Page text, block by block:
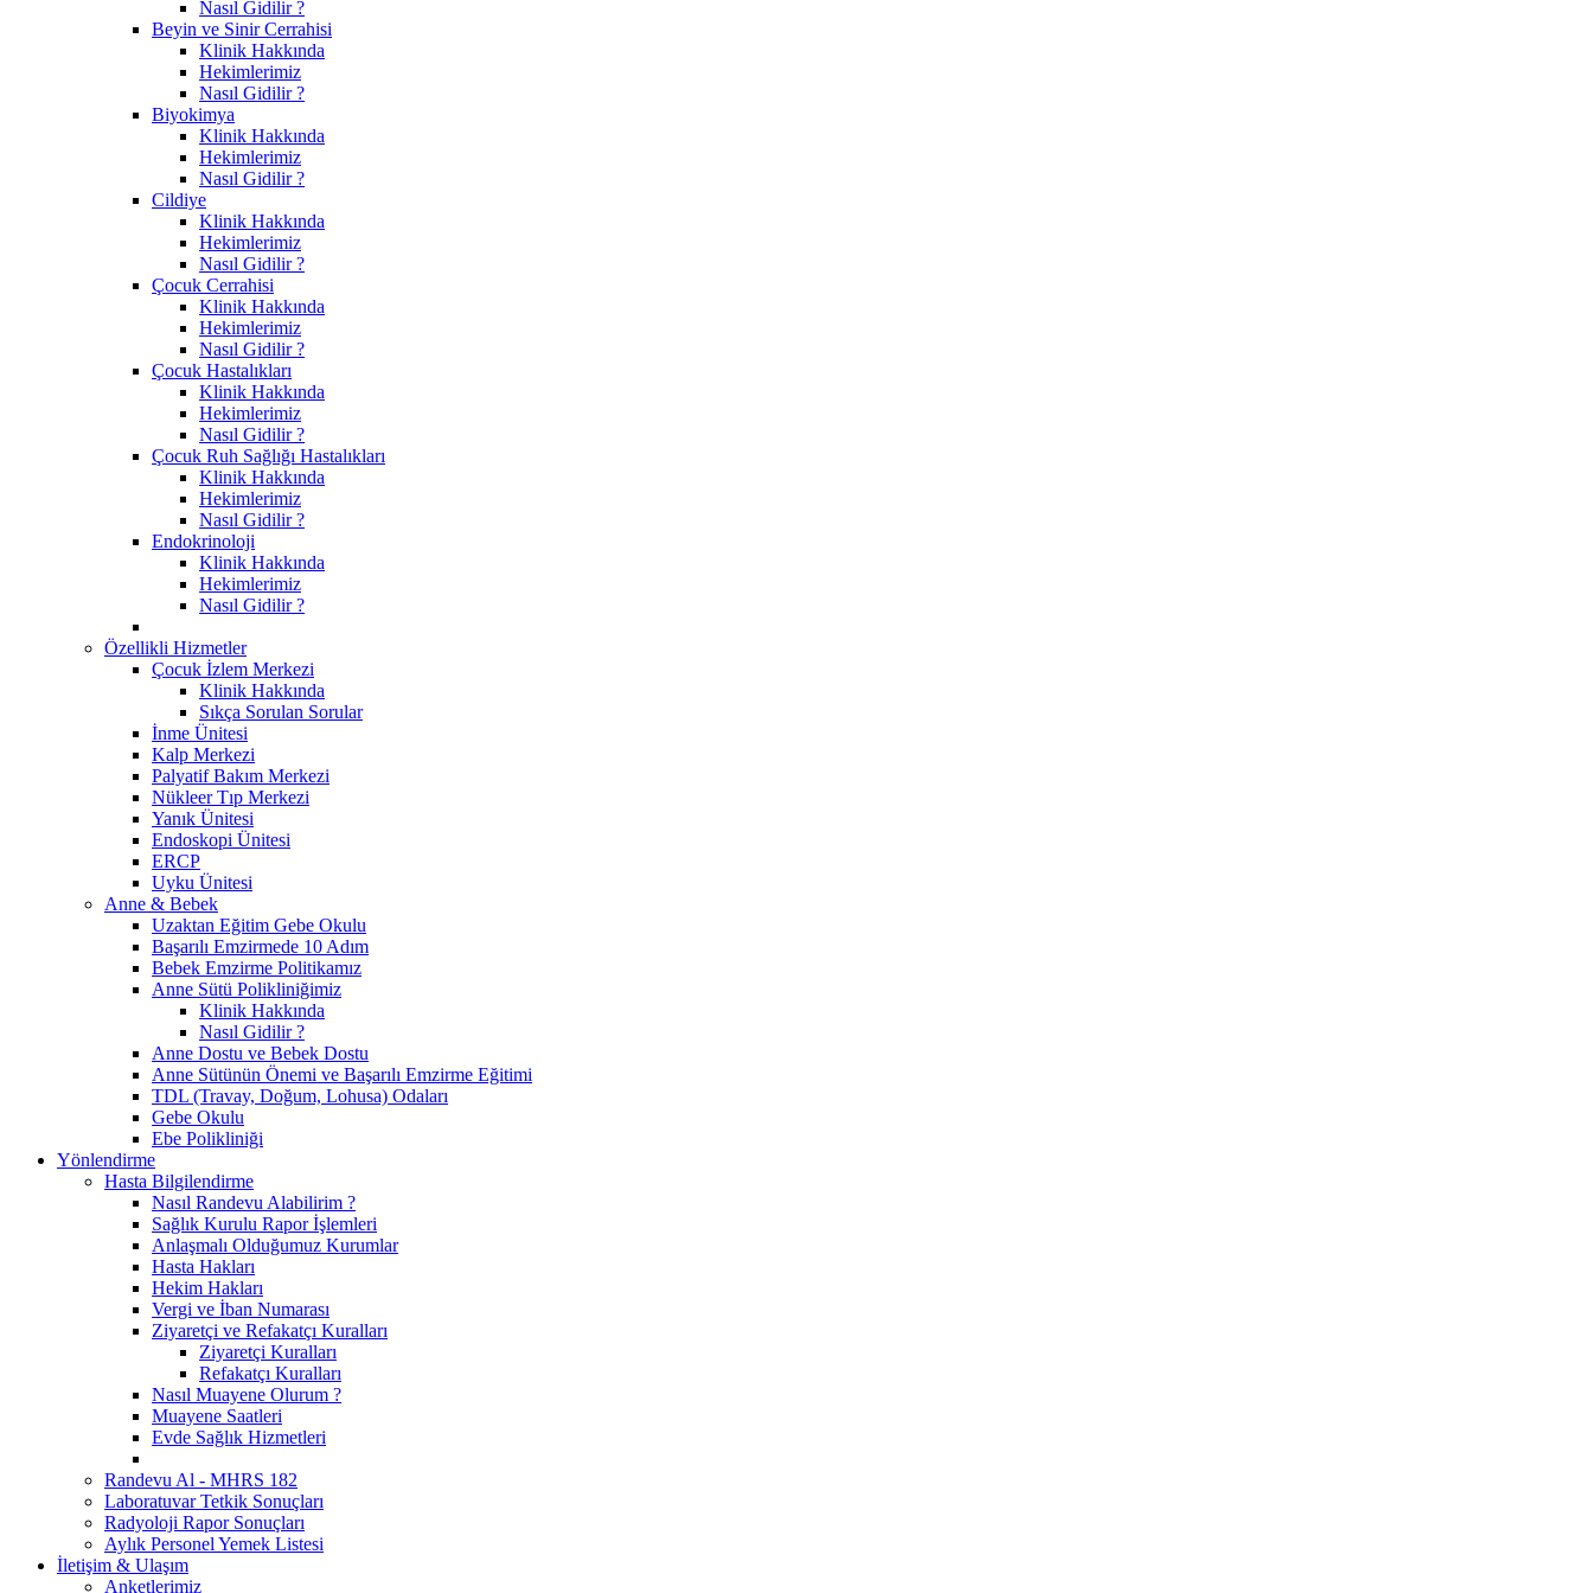
Nasıl Gidilir ?
Beyin ve Sinir Cerrahisi
Klinik Hakkında
Hekimlerimiz
Nasıl Gidilir ?
Biyokimya
Klinik Hakkında
Hekimlerimiz
Nasıl Gidilir ?
Cildiye
Klinik Hakkında
Hekimlerimiz
Nasıl Gidilir ?
Çocuk Cerrahisi
Klinik Hakkında
Hekimlerimiz
Nasıl Gidilir ?
Çocuk Hastalıkları
Klinik Hakkında
Hekimlerimiz
Nasıl Gidilir ?
Çocuk Ruh Sağlığı Hastalıkları
Klinik Hakkında
Hekimlerimiz
Nasıl Gidilir ?
Endokrinoloji
Klinik Hakkında
Hekimlerimiz
Nasıl Gidilir ?
Özellikli Hizmetler
Çocuk İzlem Merkezi
Klinik Hakkında
Sıkça Sorulan Sorular
İnme Ünitesi
Kalp Merkezi
Palyatif Bakım Merkezi
Nükleer Tıp Merkezi
Yanık Ünitesi
Endoskopi Ünitesi
ERCP
Uyku Ünitesi
Anne & Bebek
Uzaktan Eğitim Gebe Okulu
Başarılı Emzirmede 10 Adım
Bebek Emzirme Politikamız
Anne Sütü Polikliniğimiz
Klinik Hakkında
Nasıl Gidilir ?
Anne Dostu ve Bebek Dostu
Anne Sütünün Önemi ve Başarılı Emzirme Eğitimi
TDL (Travay, Doğum, Lohusa) Odaları
Gebe Okulu
Ebe Polikliniği
Yönlendirme
Hasta Bilgilendirme
Nasıl Randevu Alabilirim ?
Sağlık Kurulu Rapor İşlemleri
Anlaşmalı Olduğumuz Kurumlar
Hasta Hakları
Hekim Hakları
Vergi ve İban Numarası
Ziyaretçi ve Refakatçı Kuralları
Ziyaretçi Kuralları
Refakatçı Kuralları
Nasıl Muayene Olurum ?
Muayene Saatleri
Evde Sağlık Hizmetleri
Randevu Al - MHRS 182
Laboratuvar Tetkik Sonuçları
Radyoloji Rapor Sonuçları
Aylık Personel Yemek Listesi
İletişim & Ulaşım
Anketlerimiz